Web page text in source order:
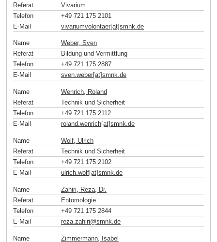
Referat
Vivarium
Telefon
+49 721 175 2101
E-Mail
vivariumvolontaer[at]smnk de
Name
Weber, Sven
Referat
Bildung und Vermittlung
Telefon
+49 721 175 2887
E-Mail
sven.weber[at]smnk.de
Name
Wenrich, Roland
Referat
Technik und Sicherheit
Telefon
+49 721 175 2112
E-Mail
roland.wenrich[at]smnk.de
Name
Wolf, Ulrich
Referat
Technik und Sicherheit
Telefon
+49 721 175 2102
E-Mail
ulrich.wolf[at]smnk.de
Name
Zahiri, Reza, Dr.
Referat
Entomologie
Telefon
+49 721 175 2844
E-Mail
reza.zahiri@smnk de
Name Zimmermann, Isabel